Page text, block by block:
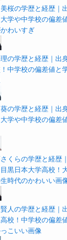
桜の学歴と経歴｜
学や中学校の偏差
わいすぎ
の学歴と経歴｜出
中学校の偏差値と
の学歴と経歴｜出
学や中学校の偏差
くらの学歴と経歴
黒日本大学高校！
時代のかわいい画
人の学歴と経歴｜
校！中学校の偏差
こいい画像